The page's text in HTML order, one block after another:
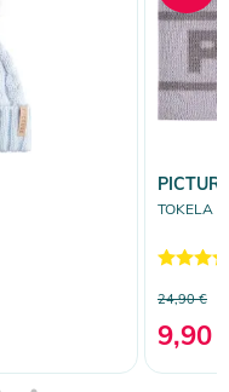
PICTURE
TOKELA
24,90 €
9,90